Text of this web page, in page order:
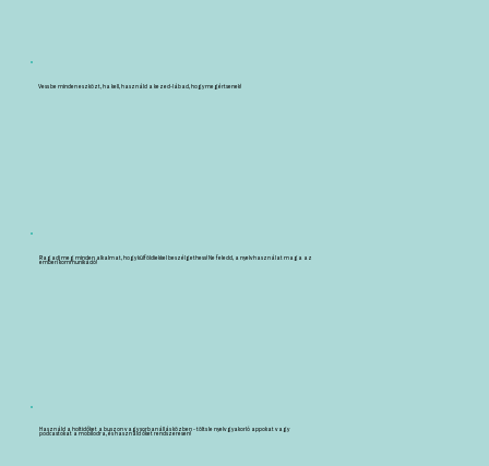
Ragadj meg minden alkalmat, hogy külföldiekkel beszélgethess! Ne feledd, a nyelvhasználat maga az
emberi kommunikáció!
Vess be minden eszközt, ha kell, használd a kezed-lábad, hogy megértsenek!
Használd a holtidőket a buszon vagy sorbanállás közben - tölts le nyelvgyakorló appokat vagy
podcastokat a mobilodra, és használd őket rendszeresen!